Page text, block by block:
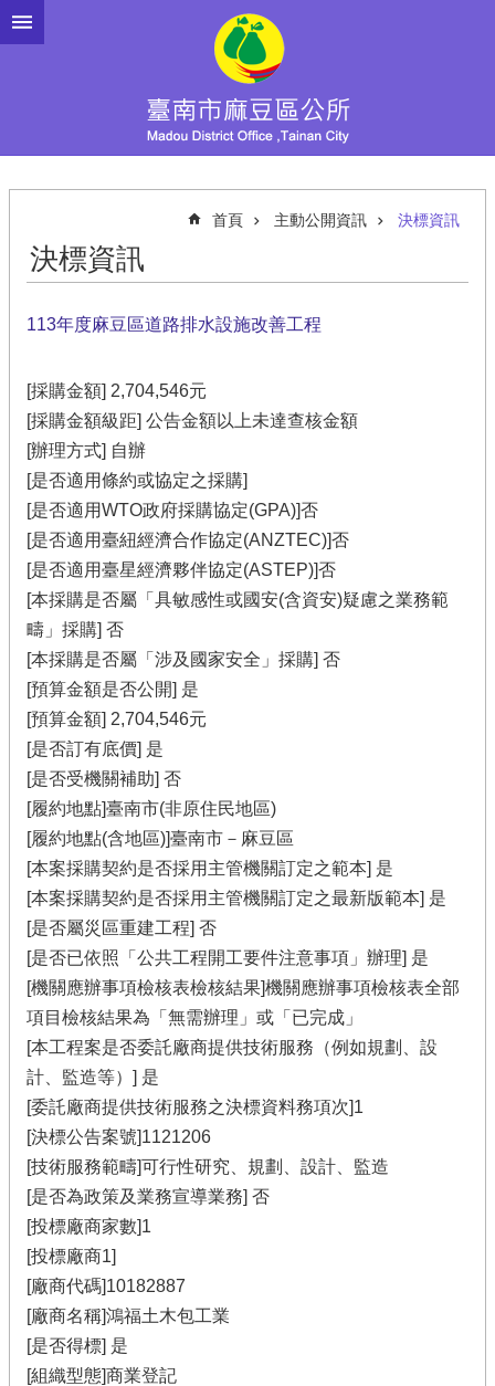
跳到主要內容區塊
首頁 主動公開資訊 決標資訊
決標資訊
113年度麻豆區道路排水設施改善工程
[採購金額] 2,704,546元
[採購金額級距] 公告金額以上未達查核金額
[辦理方式] 自辦
[是否適用條約或協定之採購]
[是否適用WTO政府採購協定(GPA)]否
[是否適用臺紐經濟合作協定(ANZTEC)]否
[是否適用臺星經濟夥伴協定(ASTEP)]否
[本採購是否屬「具敏感性或國安(含資安)疑慮之業務範
疇」採購] 否
[本採購是否屬「涉及國家安全」採購] 否
[預算金額是否公開] 是
[預算金額] 2,704,546元
[是否訂有底價] 是
[是否受機關補助] 否
[履約地點]臺南市(非原住民地區)
[履約地點(含地區)]臺南市－麻豆區
[本案採購契約是否採用主管機關訂定之範本] 是
[本案採購契約是否採用主管機關訂定之最新版範本] 是
[是否屬災區重建工程] 否
[是否已依照「公共工程開工要件注意事項」辦理] 是
[機關應辦事項檢核表檢核結果]機關應辦事項檢核表全部
項目檢核結果為「無需辦理」或「已完成」
[本工程案是否委託廠商提供技術服務（例如規劃、設
計、監造等）] 是
[委託廠商提供技術服務之決標資料務項次]1
[決標公告案號]1121206
[技術服務範疇]可行性研究、規劃、設計、監造
[是否為政策及業務宣導業務] 否
[投標廠商家數]1
[投標廠商1]
[廠商代碼]10182887
[廠商名稱]鴻福土木包工業
[是否得標] 是
[組織型態]商業登記